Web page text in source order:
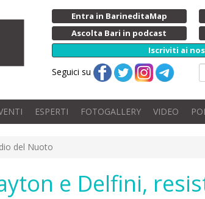
Entra in BarineditaMap
Ascolta Bari in podcast
Iscriviti ai
Seguici su
ESPERTI FOTOGALLERY VIDEO
del Nuoto
e Delfini,